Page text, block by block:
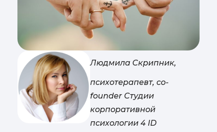
Людмила Скрипник,
психотерапевт, co-
founder Студии
корпоративной
психологии 4 ID